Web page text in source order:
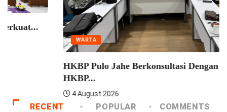
Seminar Pelatihan Zending HKBP Menteng Perkuat
4 August 2026
RECENT POPULAR COMMENTS